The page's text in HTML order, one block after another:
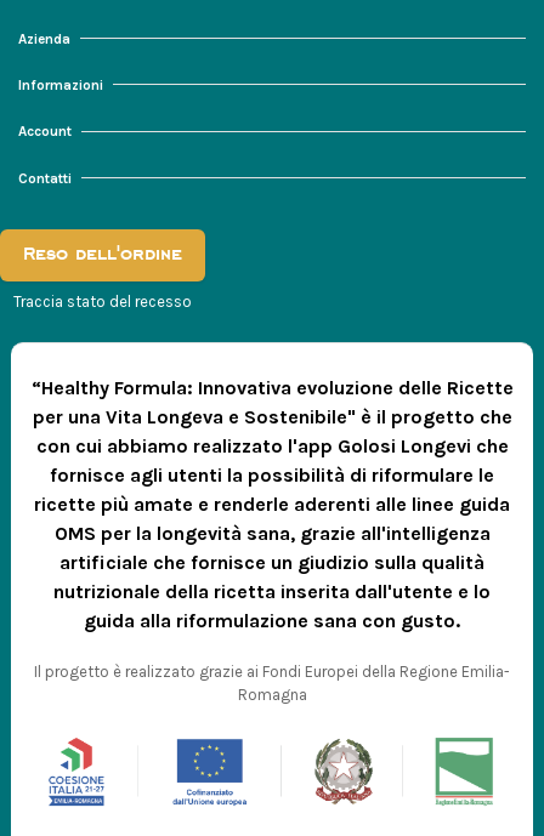
Azienda
Informazioni
Account
Contatti
Reso dell'ordine
Traccia stato del recesso
“Healthy Formula: Innovativa evoluzione delle Ricette
per una Vita Longeva e Sostenibile" è il progetto che
con cui abbiamo realizzato l'app Golosi Longevi che
fornisce agli utenti la possibilità di riformulare le
ricette più amate e renderle aderenti alle linee guida
OMS per la longevità sana, grazie all'intelligenza
artificiale che fornisce un giudizio sulla qualità
nutrizionale della ricetta inserita dall'utente e lo
guida alla riformulazione sana con gusto.
Il progetto è realizzato grazie ai Fondi Europei della Regione Emilia-
Romagna